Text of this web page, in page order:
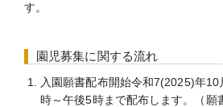
す。
園児募集に関する流れ
入園願書配布開始令和7(2025)年
時～午後5時まで配布します。（